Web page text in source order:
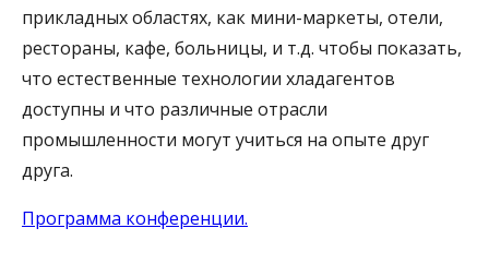
прикладных областях, как мини-маркеты, отели,
рестораны, кафе, больницы, и т.д. чтобы показать,
что естественные технологии хладагентов
доступны и что различные отрасли
промышленности могут учиться на опыте друг
друга.
Программа конференции.